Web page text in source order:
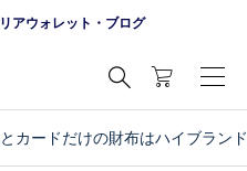
アウォレット・ブログ

カードだけの財布はハイブラン